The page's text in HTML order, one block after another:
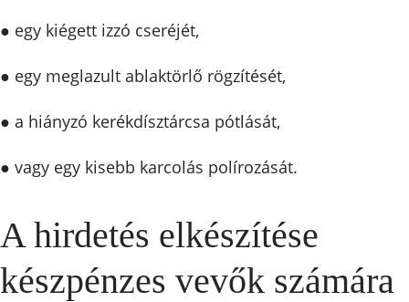
● egy kiégett izzó cseréjét,
● egy meglazult ablaktörlő rögzítését,
● a hiányzó kerékdísztárcsa pótlását,
● vagy egy kisebb karcolás polírozását.
A hirdetés elkészítése
készpénzes vevők számára